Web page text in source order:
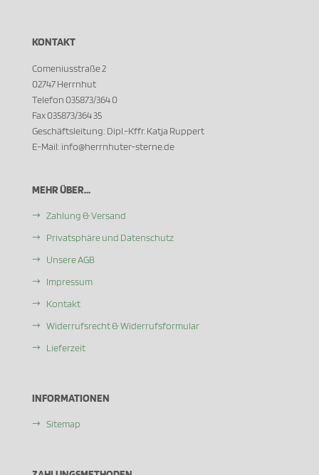
KONTAKT
Comeniusstraße 2
02747 Herrnhut
Telefon 035873/364 0
Fax 035873/364 35
Geschäftsleitung: Dipl.-Kffr. Katja Ruppert
E-Mail: info@herrnhuter-sterne.de
MEHR ÜBER...
Zahlung & Versand
Privatsphäre und Datenschutz
Unsere AGB
Impressum
Kontakt
Widerrufsrecht & Widerrufsformular
Lieferzeit
INFORMATIONEN
Sitemap